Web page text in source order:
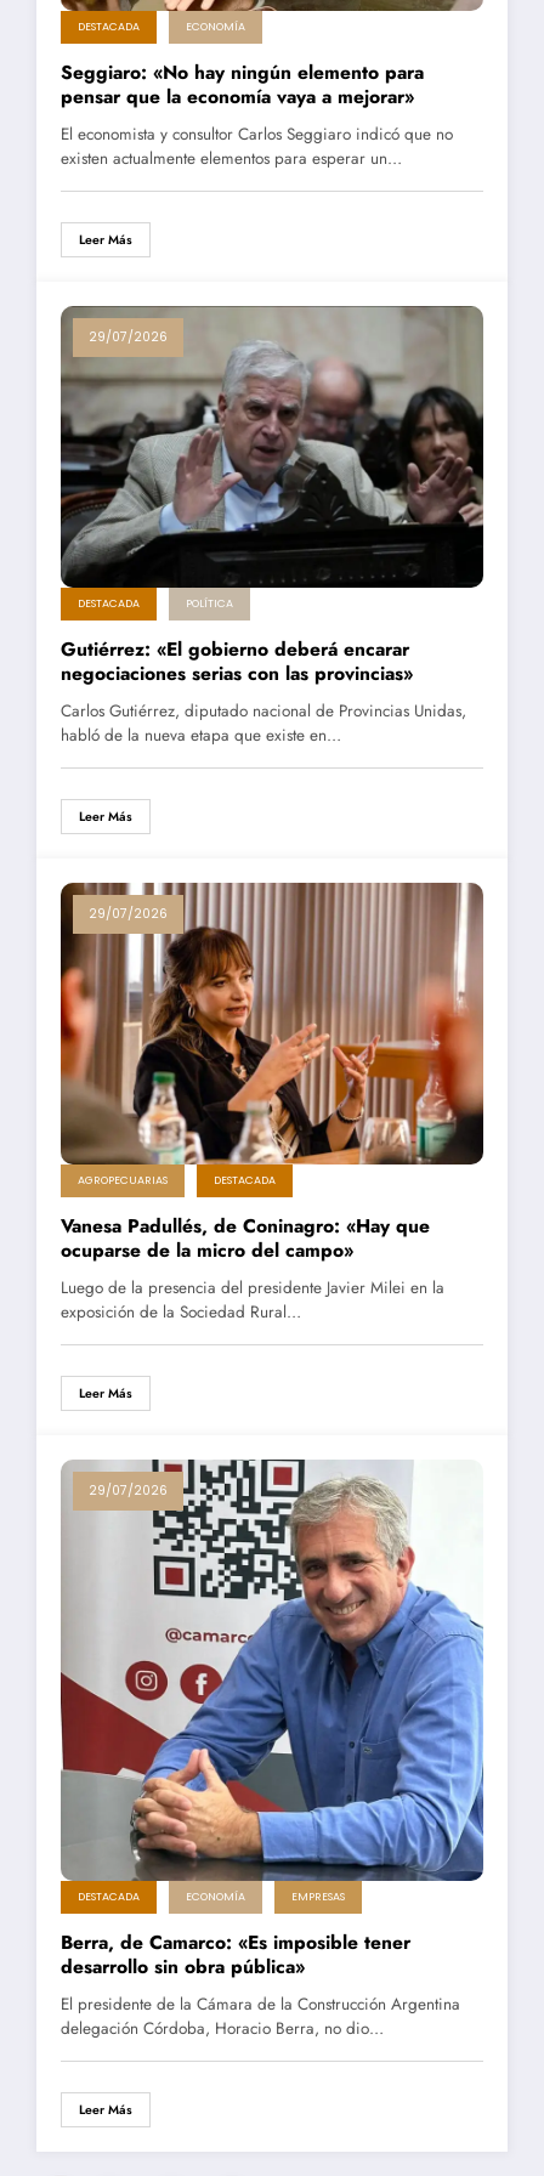
DESTACADA ECONOMÍA
Seggiaro: «No hay ningún elemento para
pensar que la economía vaya a mejorar»
El economista y consultor Carlos Seggiaro indicó que no
existen actualmente elementos para esperar un…
Leer Más
29/07/2026
DESTACADA POLÍTICA
Gutiérrez: «El gobierno deberá encarar
negociaciones serias con las provincias»
Carlos Gutiérrez, diputado nacional de Provincias Unidas,
habló de la nueva etapa que existe en…
Leer Más
29/07/2026
AGROPECUARIAS DESTACADA
Vanesa Padullés, de Coninagro: «Hay que
ocuparse de la micro del campo»
Luego de la presencia del presidente Javier Milei en la
exposición de la Sociedad Rural…
Leer Más
29/07/2026
DESTACADA ECONOMÍA EMPRESAS
Berra, de Camarco: «Es imposible tener
desarrollo sin obra pública»
El presidente de la Cámara de la Construcción Argentina
delegación Córdoba, Horacio Berra, no dio…
Leer Más